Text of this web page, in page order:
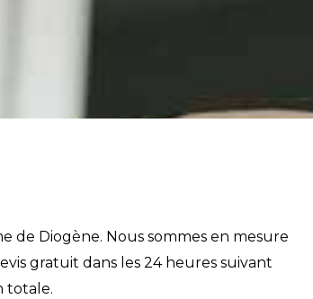
de Diogène. Nous sommes en mesure
gratuit dans les 24 heures suivant
totale.